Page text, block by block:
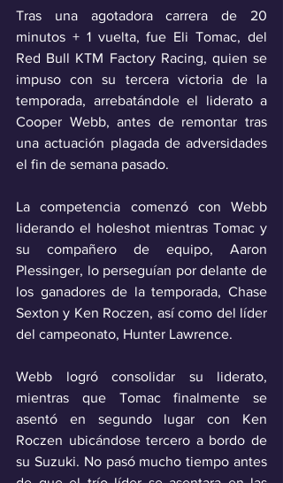
Tras una agotadora carrera de 20
minutos + 1 vuelta, fue Eli Tomac, del
Red Bull KTM Factory Racing, quien se
impuso con su tercera victoria de la
temporada, arrebatándole el liderato a
Cooper Webb, antes de remontar tras
una actuación plagada de adversidades
el fin de semana pasado.
La competencia comenzó con Webb
liderando el holeshot mientras Tomac y
su compañero de equipo, Aaron
Plessinger, lo perseguían por delante de
los ganadores de la temporada, Chase
Sexton y Ken Roczen, así como del líder
del campeonato, Hunter Lawrence.
Webb logró consolidar su liderato,
mientras que Tomac finalmente se
asentó en segundo lugar con Ken
Roczen ubicándose tercero a bordo de
su Suzuki. No pasó mucho tiempo antes